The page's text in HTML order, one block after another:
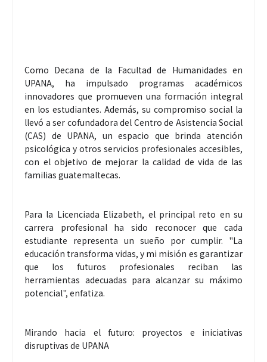
Como Decana de la Facultad de Humanidades en
UPANA, ha impulsado programas académicos
innovadores que promueven una formación integral
en los estudiantes. Además, su compromiso social la
llevó a ser cofundadora del Centro de Asistencia Social
(CAS) de UPANA, un espacio que brinda atención
psicológica y otros servicios profesionales accesibles,
con el objetivo de mejorar la calidad de vida de las
familias guatemaltecas.
Para la Licenciada Elizabeth, el principal reto en su
carrera profesional ha sido reconocer que cada
estudiante representa un sueño por cumplir. "La
educación transforma vidas, y mi misión es garantizar
que los futuros profesionales reciban las
herramientas adecuadas para alcanzar su máximo
potencial", enfatiza.
Mirando hacia el futuro: proyectos e iniciativas
disruptivas de UPANA